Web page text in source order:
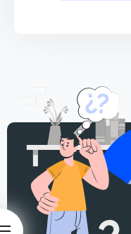
ما میخوایم